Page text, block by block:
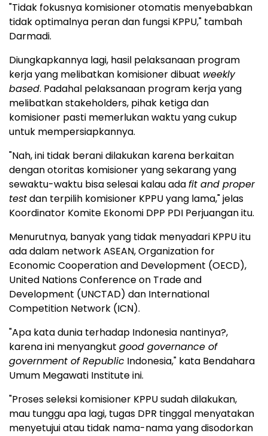
"Tidak fokusnya komisioner otomatis menyebabkan
tidak optimalnya peran dan fungsi KPPU," tambah
Darmadi.
Diungkapkannya lagi, hasil pelaksanaan program
kerja yang melibatkan komisioner dibuat weekly
based. Padahal pelaksanaan program kerja yang
melibatkan stakeholders, pihak ketiga dan
komisioner pasti memerlukan waktu yang cukup
untuk mempersiapkannya.
"Nah, ini tidak berani dilakukan karena berkaitan
dengan otoritas komisioner yang sekarang yang
sewaktu-waktu bisa selesai kalau adafit and proper
testdan terpilih komisioner KPPU yang lama," jelas
Koordinator Komite Ekonomi DPP PDI Perjuangan itu.
Menurutnya, banyak yang tidak menyadari KPPU itu
ada dalam network ASEAN, Organization for
Economic Cooperation and Development (OECD),
United Nations Conference on Trade and
Development (UNCTAD) dan International
Competition Network (ICN).
"Apa kata dunia terhadap Indonesia nantinya?,
karena ini menyangkut good governance of
government of Republic Indonesia," kata Bendahara
Umum Megawati Institute ini.
"Proses seleksi komisioner KPPU sudah dilakukan,
mau tunggu apa lagi, tugas DPR tinggal menyatakan
menyetujui atau tidak nama-nama yang disodorkan